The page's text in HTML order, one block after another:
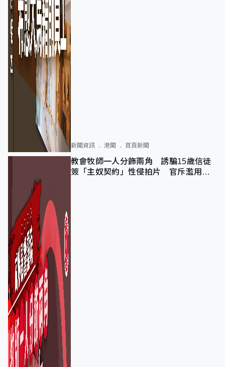
新聞資訊 港聞 首頁新聞
教會牧師一人分飾兩角 誘騙15歲信徒
簽「主奴契約」性侵拍片 官斥濫用教